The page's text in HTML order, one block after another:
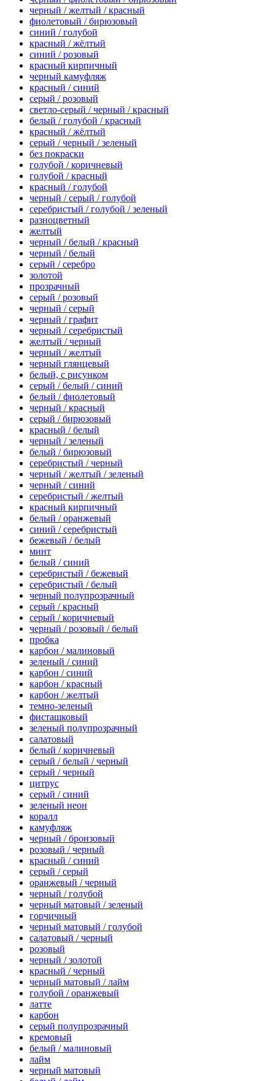
черный / желтый / красный
фиолетовый / бирюзовый
синий / голубой
красный / жёлтый
синий / розовый
красный кирпичный
черный камуфляж
красный / синий
серый / розовый
светло-серый / черный / красный
белый / голубой / красный
красный / жёлтый
серый / черный / зеленый
без покраски
голубой / коричневый
голубой / красный
красный / голубой
черный / серый / голубой
серебристый / голубой / зеленый
разноцветный
желтый
черный / белый / красный
черный / белый
серый / серебро
золотой
прозрачный
серый / розовый
черный / серый
черный / графит
черный / серебристый
желтый / черный
черный / желтый
черный глянцевый
белый, с рисунком
серый / белый / синий
белый / фиолетовый
черный / красный
серый / бирюзовый
красный / белый
черный / зеленый
белый / бирюзовый
серебристый / черный
черный / желтый / зеленый
черный / синий
серебристый / желтый
красный кирпичный
белый / оранжевый
синий / серебристый
бежевый / белый
минт
белый / синий
серебристый / бежевый
серебристый / белый
черный полупрозрачный
серый / красный
серый / коричневый
черный / розовый / белый
пробка
карбон / малиновый
зеленый / синий
карбон / синий
карбон / красный
карбон / желтый
темно-зеленый
фисташковый
зеленый полупрозрачный
салатовый
белый / коричневый
серый / белый / черный
серый / черный
цитрус
серый / синий
зеленый неон
коралл
камуфляж
черный / бронзовый
розовый / черный
красный / синий
серый / серый
оранжевый / черный
черный / голубой
черный матовый / зеленый
горчичный
черный матовый / голубой
салатовый / черный
розовый
черный / золотой
красный / черный
черный матовый / лайм
голубой / оранжевый
латте
карбон
серый полупрозрачный
кремовый
белый / малиновый
лайм
черный матовый